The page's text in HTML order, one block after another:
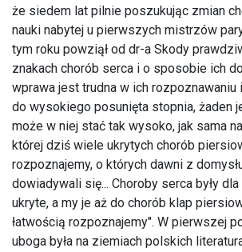
że siedem lat pilnie poszukując zmian
nauki nabytej u pierwszych mistrzów
tym roku powziął od dr-a Skody
znakach chorób serca i o sposobie ich
wprawa jest trudna w ich rozpoznawaniu
do wysokiego posunięta stopnia, żaden
może w niej stać tak wysoko, jak sama
której dziś wiele ukrytych chorób
rozpoznajemy, o których dawni z
dowiadywali się... Choroby serca były
ukryte, a my je aż do chorób klap
łatwością rozpoznajemy". W pierwszej
uboga była na ziemiach polskich